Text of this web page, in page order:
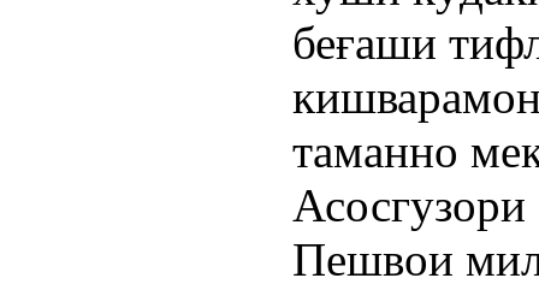
беғаши
таманно
Пешвои